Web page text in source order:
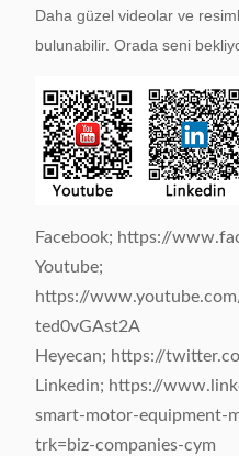
Daha güzel videolar ve
bulunabilir. Orada seni
Facebook; https://
Youtube;
https://
ted0vGAst2A
Heyecan; https://
Linkedin; https://
smart-motor-equipment-
trk=biz-companies-cym